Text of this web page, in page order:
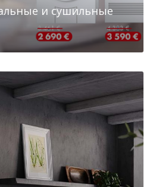
и сушильные